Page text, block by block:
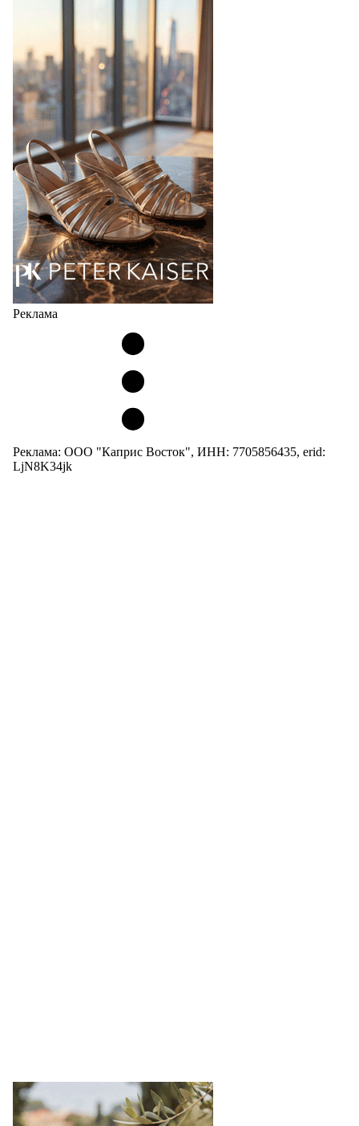
перевыпустил свой хит - кроссовки
Bubble
Популярный силуэт бренда,1999 года выпуска,
соответствует сегодняшнему тренду на
сникерины (гибридный вариант балеток и
кроссовок обтекаемой формы и с тонкой подошвой).
Но в модели Miu Miu Bubble присутствует еще и…
05.08.2026 2752
Реклама
Реклама: ООО "Каприс Восток", ИНН: 7705856435, erid:
LjN8K34jk